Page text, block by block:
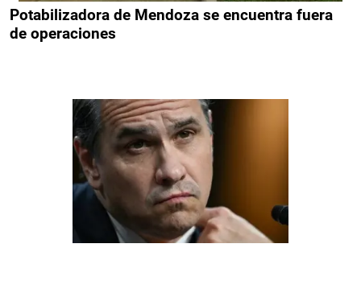
Potabilizadora de Mendoza se encuentra fuera
de operaciones